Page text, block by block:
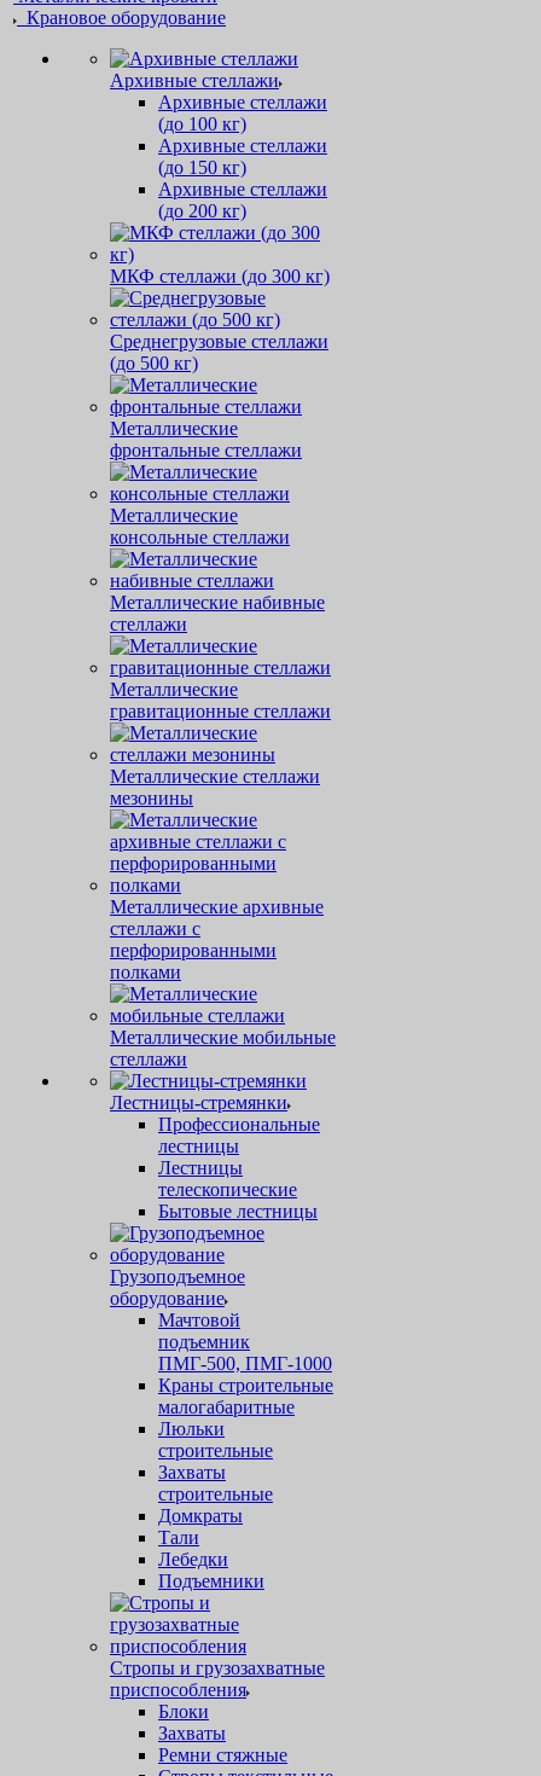
Крановое оборудование
Архивные стеллажи
Архивные стеллажи
(до 100 кг)
Архивные стеллажи
(до 150 кг)
Архивные стеллажи
(до 200 кг)
МКФ стеллажи (до 300 кг)
Среднегрузовые стеллажи
(до 500 кг)
Металлические
фронтальные стеллажи
Металлические
консольные стеллажи
Металлические набивные
стеллажи
Металлические
гравитационные стеллажи
Металлические стеллажи
мезонины
Металлические архивные
стеллажи с
перфорированными
полками
Металлические мобильные
стеллажи
Лестницы-стремянки
Профессиональные
лестницы
Лестницы
телескопические
Бытовые лестницы
Грузоподъемное
оборудование
Мачтовой
подъемник
ПМГ-500, ПМГ-1000
Краны строительные
малогабаритные
Люльки
строительные
Захваты
строительные
Домкраты
Тали
Лебедки
Подъемники
Стропы и грузозахватные
приспособления
Блоки
Захваты
Ремни стяжные